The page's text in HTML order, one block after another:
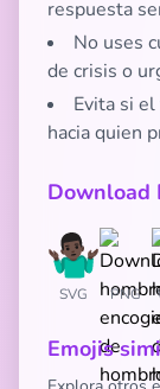
respuesta
No uses
de crisis o
Evita si
hacia quien
Download
SVG PNG
Emojis